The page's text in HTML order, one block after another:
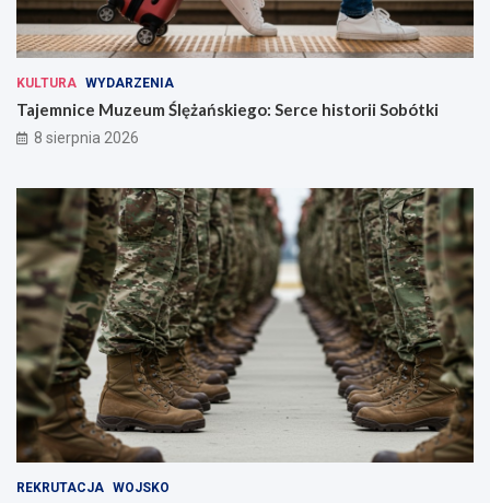
KULTURA WYDARZENIA
Tajemnice Muzeum Ślężańskiego: Serce historii Sobótki
8 sierpnia 2026
REKRUTACJA WOJSKO